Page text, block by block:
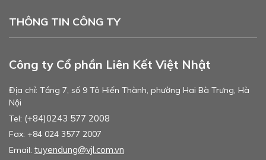
THÔNG TIN CÔNG TY
Công ty Cổ phần Liên Kết Việt Nhật
Địa chỉ: Tầng 7, số 9 Tô Hiến Thành, phường Hai Bà Trưng, Hà
Nội
Tel: (+84)0243 577 2008
Fax: +84 024 3577 2007
Email: tuyendung@vjl.com.vn